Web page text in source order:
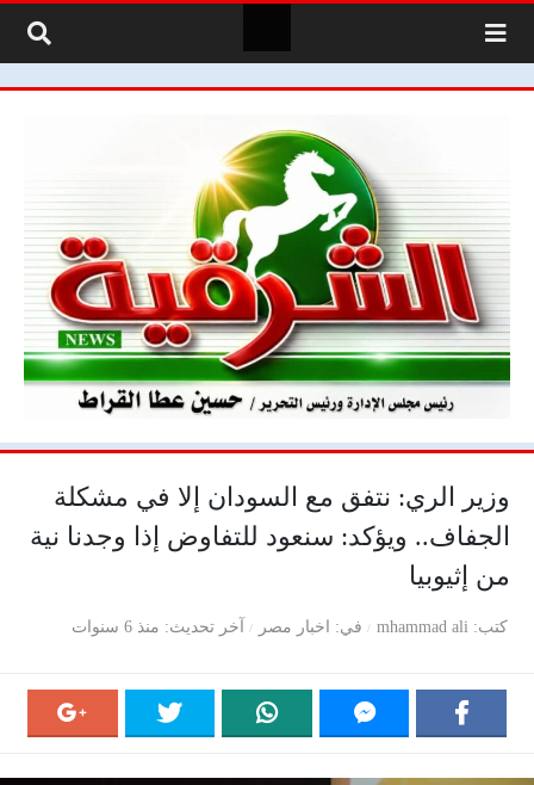
وزير الري: نتفق مع السودان إلا في مشكلة
الجفاف.. ويؤكد: سنعود للتفاوض إذا وجدنا نية
من إثيوبيا
كتب mhammad ali في اخبار مصر آخر تحديث منذ 6 سنوات